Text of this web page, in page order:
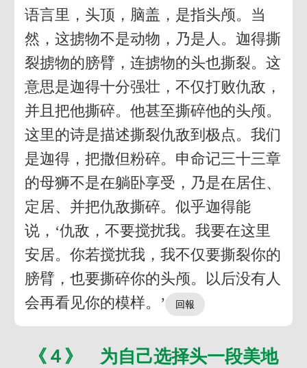
语言里，头顶，脑盖，是指头颅。当
然，这掳物不是动物，乃是人。迦得撕
裂掳物的膀臂，连掳物的头也撕裂。这
意思是迦得十分强壮，不仅打败仇敌，
并且把他撕碎。他甚至撕碎他的头颅。
这里的诗是描述撕裂仇敌到极点。我们
是迦得，把撒但粉碎。申命记三十三章
的母狮不是在躺卧享受，乃是在居住、
定居、并把仇敌撕碎。似乎迦得能
说，‘仇敌，不要搅扰我。我要在这里
安居。你若搅扰我，我不仅要撕裂你的
膀臂，也要撕碎你的头颅。以后没有人
会再看见你的模样。’
《４》 为自己选择头一段美地